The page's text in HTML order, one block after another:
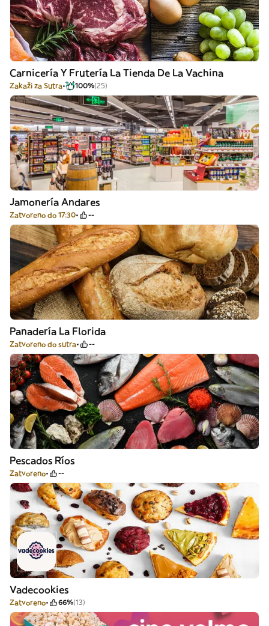
Carnicería Y Frutería La Tienda De La Vachina
Zakaži za Sutra 100%(25)
Jamonería Andares
Zatvoreno do 17:30 --
Panadería La Florida
Zatvoreno do sutra --
Pescados Ríos
Zatvoreno --
Vadecookies
Zatvoreno 66%(13)